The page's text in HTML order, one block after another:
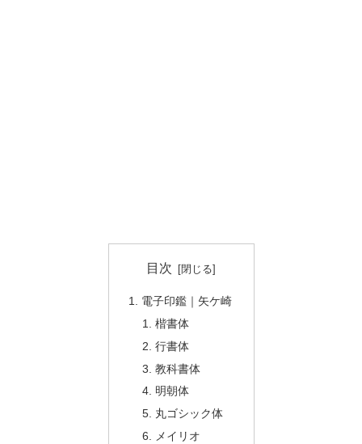
目次
電子印鑑｜矢ケ崎
楷書体
行書体
教科書体
明朝体
丸ゴシック体
メイリオ